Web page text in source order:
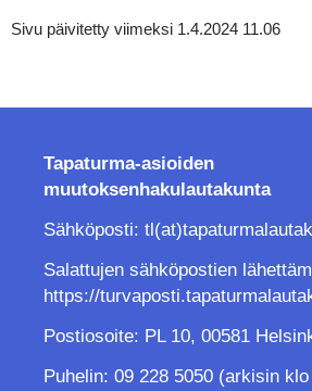
Sivu päivitetty viimeksi 1.4.2024 11.06
Tapaturma-asioiden
muutoksenhakulautakunta
Sähköposti:
Salattujen sähköpostien
https://
Postiosoite: PL 10, 00581
Puhelin: 09 228 5050 (arkisin